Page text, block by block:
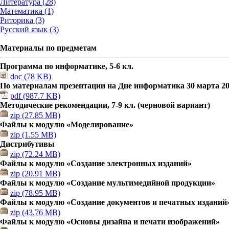
Литература (28)
Математика (1)
Риторика (3)
Русский язык (3)
Материалы по предметам
Программа по информатике, 5-6 кл.
doc (78 KB)
По материалам презентации на Дне информатика 30 марта
pdf (987.7 KB)
Методические рекомендации, 7-9 кл. (черновой вариант)
zip (27.85 MB)
Файлы к модулю «Моделирование»
zip (1.55 MB)
Дистрибутивы
zip (72.24 MB)
Файлы к модулю «Создание электронных изданий»
zip (20.91 MB)
Файлы к модулю «Создание мультимедийной продукции»
zip (78.95 MB)
Файлы к модулю «Создание документов и печатных
zip (43.76 MB)
Файлы к модулю «Основы дизайна и печати изображений»